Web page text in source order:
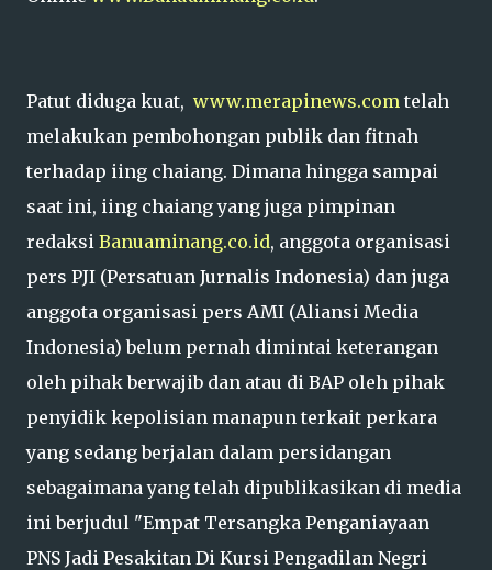
Patut diduga kuat, www.merapinews.com telah
melakukan pembohongan publik dan fitnah
terhadap iing chaiang. Dimana hingga sampai
saat ini, iing chaiang yang juga pimpinan
redaksi Banuaminang.co.id, anggota organisasi
pers PJI (Persatuan Jurnalis Indonesia) dan juga
anggota organisasi pers AMI (Aliansi Media
Indonesia) belum pernah dimintai keterangan
oleh pihak berwajib dan atau di BAP oleh pihak
penyidik kepolisian manapun terkait perkara
yang sedang berjalan dalam persidangan
sebagaimana yang telah dipublikasikan di media
ini berjudul "Empat Tersangka Penganiayaan
PNS Jadi Pesakitan Di Kursi Pengadilan Negri